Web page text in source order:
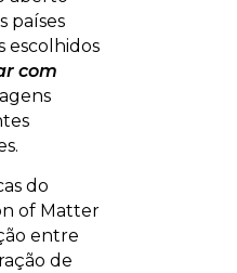
países
escolhidos
com
do
of Matter
entre
de